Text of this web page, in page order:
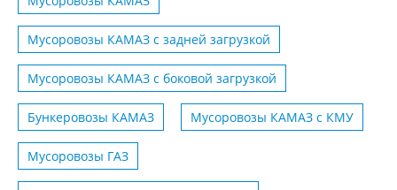
Мусоровозы КАМАЗ с задней загрузкой
Мусоровозы КАМАЗ с боковой загрузкой
Бункеровозы КАМАЗ Мусоровозы КАМАЗ с КМУ
Мусоровозы ГАЗ